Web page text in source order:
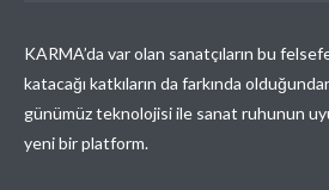
KARMA’da var olan sanatçıların bu
katacağı katkıların da farkında
günümüz teknolojisi ile sanat ruhunun
yeni bir platform.